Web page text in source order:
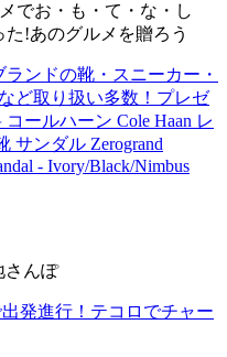
でお・も・て・な・し
!あのグルメを贈ろう
ンドの靴・スニーカー・
ど取り扱い多数！プレゼ
ールハーン Cole Haan レ
サンダル Zerogrand
- Ivory/Black/Nimbus
さんぽ
発進行！テコロでチャー